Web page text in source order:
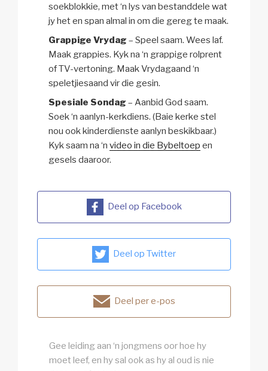
soekblokkie, met ‘n lys van bestanddele wat
jy het en span almal in om die gereg te maak.
Grappige Vrydag – Speel saam. Wees laf.
Maak grappies. Kyk na ‘n grappige rolprent
of TV-vertoning. Maak Vrydagaand ‘n
speletjiesaand vir die gesin.
Spesiale Sondag – Aanbid God saam.
Soek ‘n aanlyn-kerkdiens. (Baie kerke stel
nou ook kinderdienste aanlyn beskikbaar.)
Kyk saam na ‘nvideo in die Bybeltoep en
gesels daaroor.
Deel op Facebook
Deel op Twitter
Deel per e-pos
Gee leiding aan ‘n jongmens oor hoe hy
moet leef, en hy sal ook as hy al oud is nie